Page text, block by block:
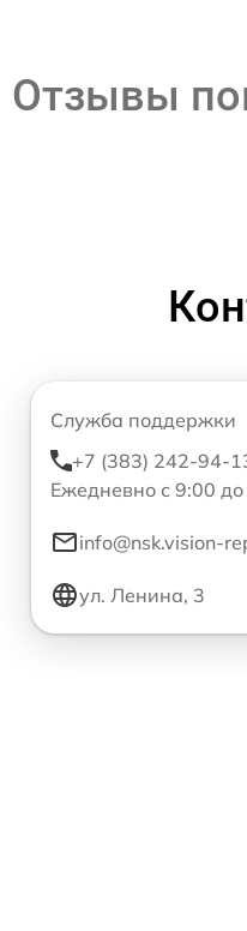
Отзывы
Служба поддержки
+7 (383) 242-94-
Ежедневно с 9:00
info@nsk.vision-
ул. Ленина, 3